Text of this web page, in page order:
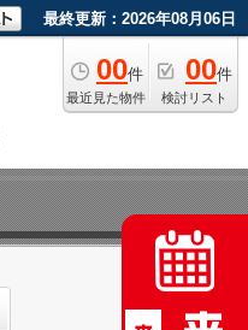
最終更新：2026年08月06日
00件
最近見た物件
00件
検討リスト